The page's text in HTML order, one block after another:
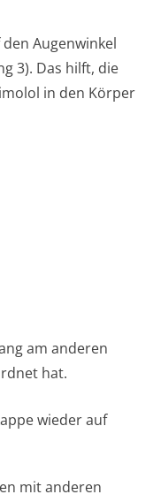
Augenwinkel
3). Das hilft, die
in den Körper
am anderen
hat.
wieder auf
mit anderen